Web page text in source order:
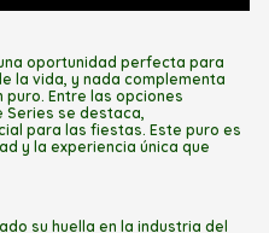
oportunidad perfecta para
la vida, y nada complementa
puro. Entre las opciones
Series se destaca,
para las fiestas. Este puro es
y la experiencia única que
su huella en la industria del